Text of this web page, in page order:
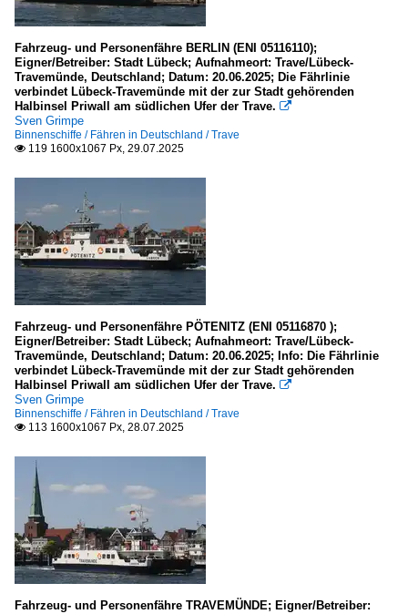
Fahrzeug- und Personenfähre BERLIN (ENI 05116110);
Eigner/Betreiber: Stadt Lübeck; Aufnahmeort: Trave/Lübeck-
Travemünde, Deutschland; Datum: 20.06.2025; Die Fährlinie
verbindet Lübeck-Travemünde mit der zur Stadt gehörenden
Halbinsel Priwall am südlichen Ufer der Trave. 
Sven Grimpe
Binnenschiffe / Fähren in Deutschland / Trave
 119 1600x1067 Px, 29.07.2025
Fahrzeug- und Personenfähre PÖTENITZ (ENI 05116870 );
Eigner/Betreiber: Stadt Lübeck; Aufnahmeort: Trave/Lübeck-
Travemünde, Deutschland; Datum: 20.06.2025; Info: Die Fährlinie
verbindet Lübeck-Travemünde mit der zur Stadt gehörenden
Halbinsel Priwall am südlichen Ufer der Trave. 
Sven Grimpe
Binnenschiffe / Fähren in Deutschland / Trave
 113 1600x1067 Px, 28.07.2025
Fahrzeug- und Personenfähre TRAVEMÜNDE; Eigner/Betreiber: